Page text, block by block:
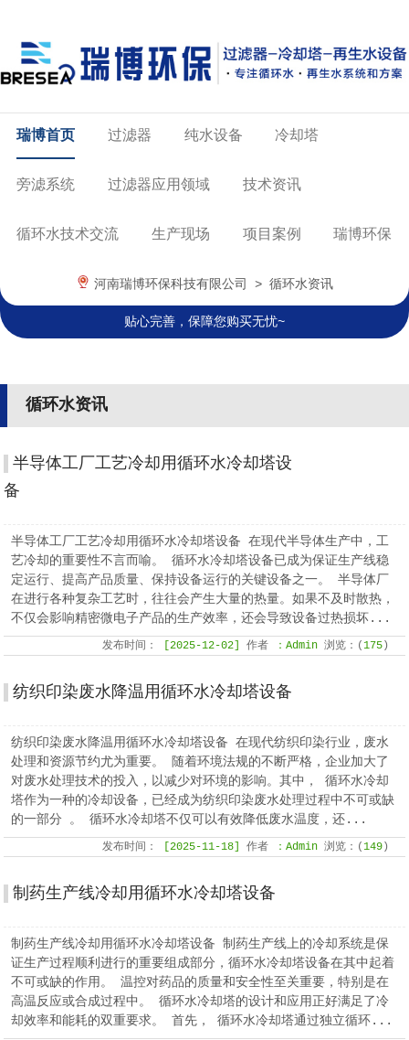
瑞博首页 过滤器 纯水设备 冷却塔
旁滤系统 过滤器应用领域 技术资讯
循环水技术交流 生产现场 项目案例 瑞博环保
河南瑞博环保科技有限公司 > 循环水资讯
贴心完善，保障您购买无忧~
循环水资讯
半导体工厂工艺冷却用循环水冷却塔设
备
半导体工厂工艺冷却用循环水冷却塔设备 在现代半导体生产中，工
艺冷却的重要性不言而喻。 循环水冷却塔设备已成为保证生产线稳
定运行、提高产品质量、保持设备运行的关键设备之一。 半导体厂
在进行各种复杂工艺时，往往会产生大量的热量。如果不及时散热，
不仅会影响精密微电子产品的生产效率，还会导致设备过热损坏...
发布时间： [2025-12-02] 作者 ：Admin浏览：(175)
纺织印染废水降温用循环水冷却塔设备
纺织印染废水降温用循环水冷却塔设备 在现代纺织印染行业，废水
处理和资源节约尤为重要。 随着环境法规的不断严格，企业加大了
对废水处理技术的投入，以减少对环境的影响。其中， 循环水冷却
塔作为一种的冷却设备，已经成为纺织印染废水处理过程中不可或缺
的一部分 。 循环水冷却塔不仅可以有效降低废水温度，还...
发布时间： [2025-11-18] 作者 ：Admin浏览：(149)
制药生产线冷却用循环水冷却塔设备
制药生产线冷却用循环水冷却塔设备 制药生产线上的冷却系统是保
证生产过程顺利进行的重要组成部分，循环水冷却塔设备在其中起着
不可或缺的作用。 温控对药品的质量和安全性至关重要，特别是在
高温反应或合成过程中。 循环水冷却塔的设计和应用正好满足了冷
却效率和能耗的双重要求。 首先， 循环水冷却塔通过独立循环...